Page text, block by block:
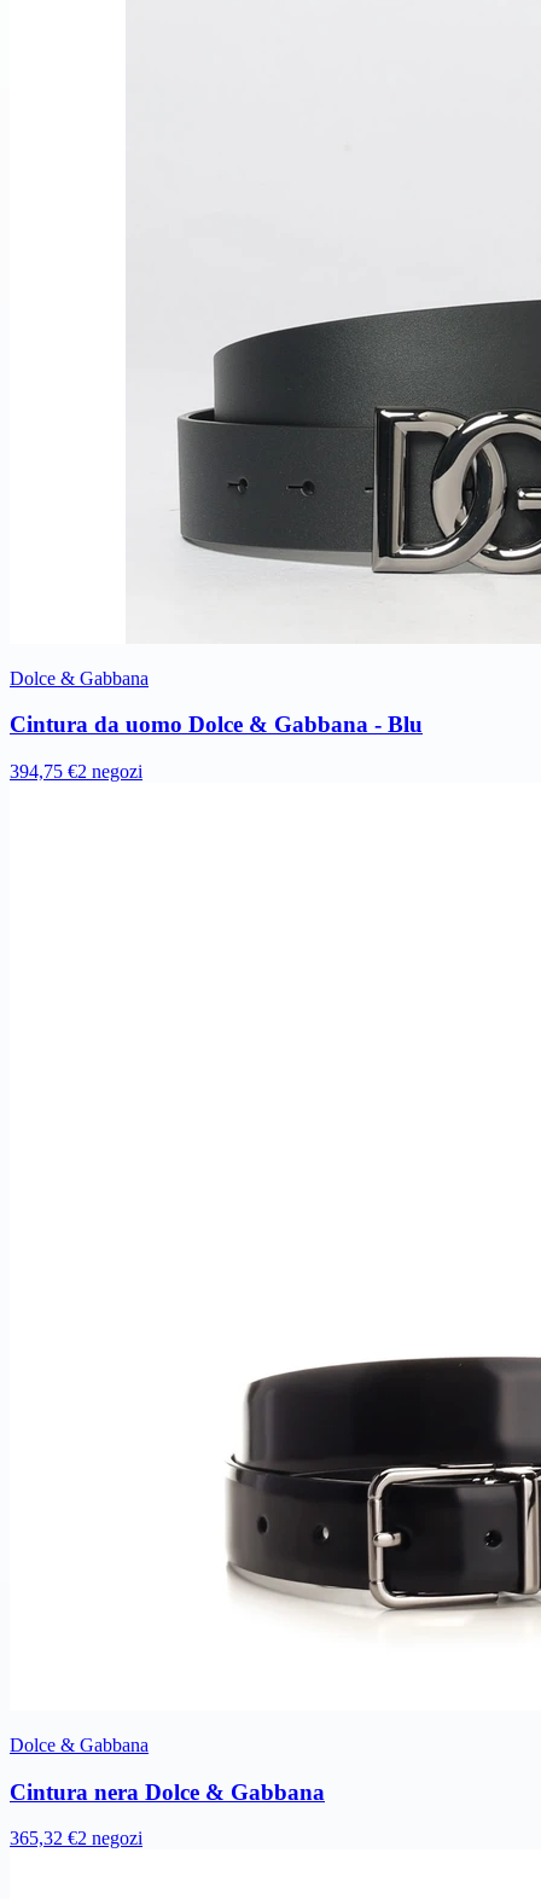
Dolce & Gabbana
Cintura da uomo Dolce & Gabbana - Blu
394,75 €2 negozi
Dolce & Gabbana
Cintura nera Dolce & Gabbana
365,32 €2 negozi